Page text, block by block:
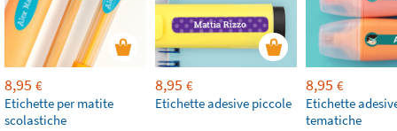
8,95 €
Etichette per matite
scolastiche
8,95 €
Etichette adesive piccole
8,95 €
Etichette
tematiche